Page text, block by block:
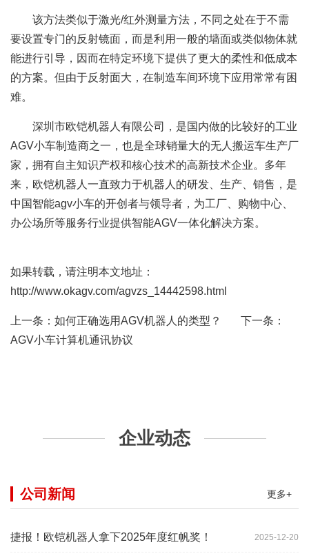
该方法类似于激光/红外测量方法，不同之处在于不需
要设置专门的反射镜面，而是利用一般的墙面或类似物体就
能进行引导，因而在特定环境下提供了更大的柔性和低成本
的方案。但由于反射面大，在制造车间环境下应用常常有困
难。
深圳市欧铠机器人有限公司，是国内做的比较好的工业
AGV小车制造商之一，也是全球销量大的无人搬运车生产厂
家，拥有自主知识产权和核心技术的高新技术企业。多年
来，欧铠机器人一直致力于机器人的研发、生产、销售，是
中国智能agv小车的开创者与领导者，为工厂、购物中心、
办公场所等服务行业提供智能AGV一体化解决方案。
如果转载，请注明本文地址：
http://www.okagv.com/agvzs_14442598.html
上一条： 如何正确选用AGV机器人的类型？
下一条：
AGV小车计算机通讯协议
企业动态
更多+
公司新闻
2025-12-20
捷报！欧铠机器人拿下2025年度红帆奖！